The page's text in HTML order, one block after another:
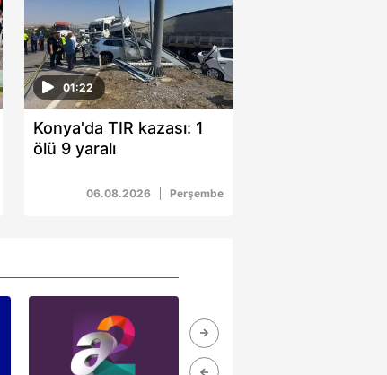
detaylı bilgi için Ayarlar
ve sitemizde ilgili
01:22
Konya'da TIR kazası: 1
ölü 9 yaralı
06.08.2026 Perşembe